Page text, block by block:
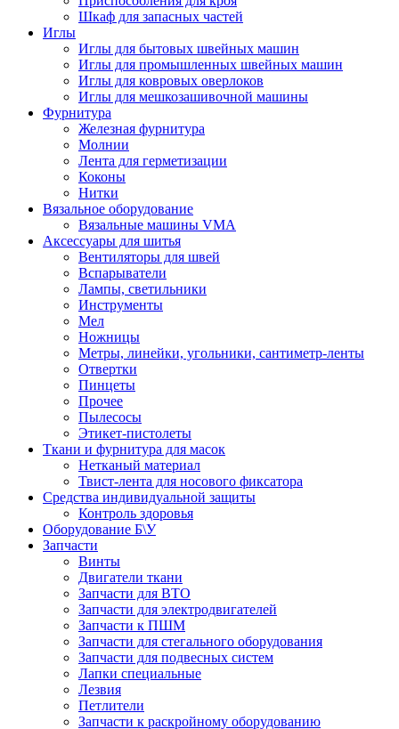
Шкаф для запасных частей
Иглы
Иглы для бытовых швейных машин
Иглы для промышленных швейных машин
Иглы для ковровых оверлоков
Иглы для мешкозашивочной машины
Фурнитура
Железная фурнитура
Молнии
Лента для герметизации
Коконы
Нитки
Вязальное оборудование
Вязальные машины VMA
Аксессуары для шитья
Вентиляторы для швей
Вспарыватели
Лампы, светильники
Инструменты
Мел
Ножницы
Метры, линейки, угольники, сантиметр-ленты
Отвертки
Пинцеты
Прочее
Пылесосы
Этикет-пистолеты
Ткани и фурнитура для масок
Нетканый материал
Твист-лента для носового фиксатора
Средства индивидуальной защиты
Контроль здоровья
Оборудование Б\У
Запчасти
Винты
Двигатели ткани
Запчасти для ВТО
Запчасти для электродвигателей
Запчасти к ПШМ
Запчасти для стегального оборудования
Запчасти для подвесных систем
Лапки специальные
Лезвия
Петлители
Запчасти к раскройному оборудованию